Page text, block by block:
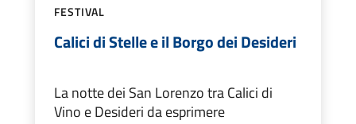
FESTIVAL
Calici di Stelle e il Borgo dei Desideri
La notte dei San Lorenzo tra Calici di
Vino e Desideri da esprimere